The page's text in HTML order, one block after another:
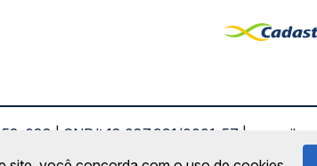
038 | CNPJ: 18.087.991/0001-57 |